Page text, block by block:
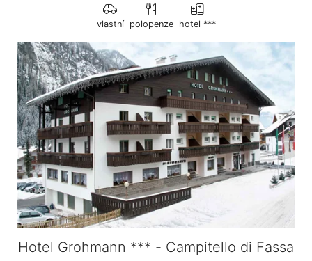
vlastní polopenze hotel ***
Hotel Grohmann *** - Campitello di Fassa